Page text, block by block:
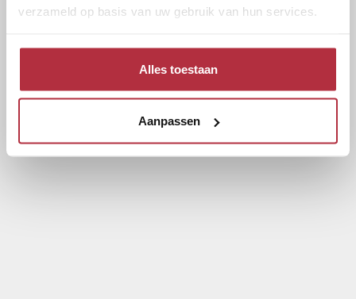
verzameld op basis van uw gebruik van hun services.
Alles toestaan
Aanpassen